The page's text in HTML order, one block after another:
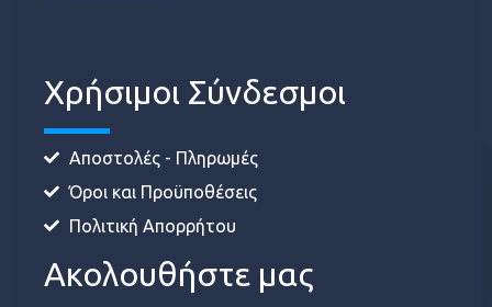
Χρήσιμοι Σύνδεσμοι
Αποστολές - Πληρωμές
Όροι και Προϋποθέσεις
Πολιτική Απορρήτου
Ακολουθήστε μας